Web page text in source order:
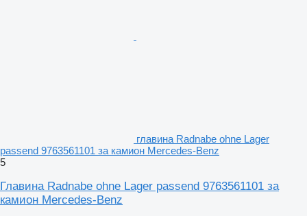
главина Radnabe ohne Lager
passend 9763561101 за камион Mercedes-Benz
5
Главина Radnabe ohne Lager passend 9763561101 за
камион Mercedes-Benz